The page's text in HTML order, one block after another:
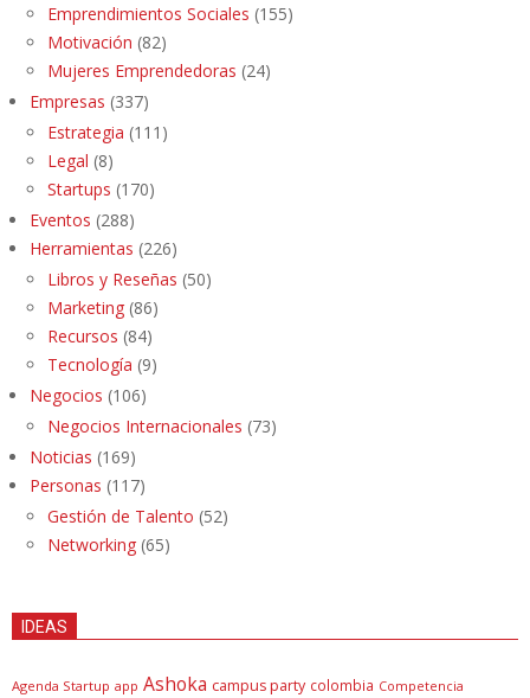
Emprendimientos Sociales (155)
Motivación (82)
Mujeres Emprendedoras (24)
Empresas (337)
Estrategia (111)
Legal (8)
Startups (170)
Eventos (288)
Herramientas (226)
Libros y Reseñas (50)
Marketing (86)
Recursos (84)
Tecnología (9)
Negocios (106)
Negocios Internacionales (73)
Noticias (169)
Personas (117)
Gestión de Talento (52)
Networking (65)
IDEAS
Agenda Startup app Ashoka campus party colombia Competencia